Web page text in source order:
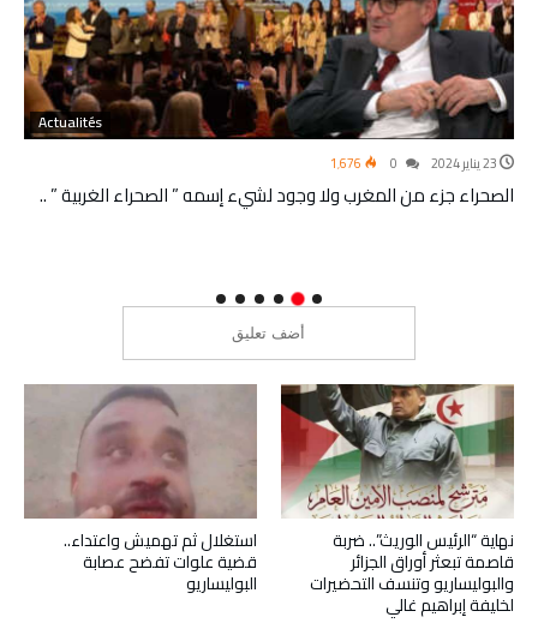
Actualités
23 يناير 2024 1٬676
الصحراء جزء من المغرب ولا وجود لشيء إسمه ” الصحراء الغربية ” ..
استغلال ثم تهميش واعتداء..
قضية علوات تفضح عصابة
البوليساريو
نهاية “الرئيس الوريث”.. ضربة
قاصمة تبعثر أوراق الجزائر
والبوليساريو وتنسف التحضيرات
لخليفة إبراهيم غالي